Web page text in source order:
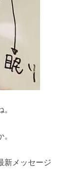
新メッセージ